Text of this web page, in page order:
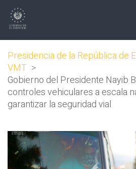
Presidencia de la República de
VMT >
Gobierno del Presidente Nayib
controles vehiculares a escala
garantizar la seguridad vial